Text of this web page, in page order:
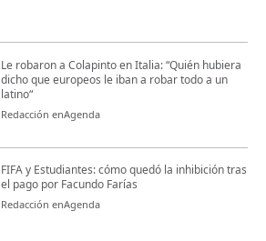
Le robaron a Colapinto en Italia: “Quién hubiera
dicho que europeos le iban a robar todo a un
latino“
Redacción enAgenda
FIFA y Estudiantes: cómo quedó la inhibición tras
el pago por Facundo Farías
Redacción enAgenda